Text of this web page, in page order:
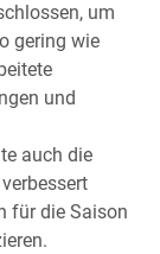
um
gering wie
und
auch die
für die Saison